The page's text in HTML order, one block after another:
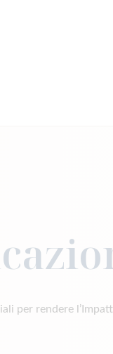
per rendere